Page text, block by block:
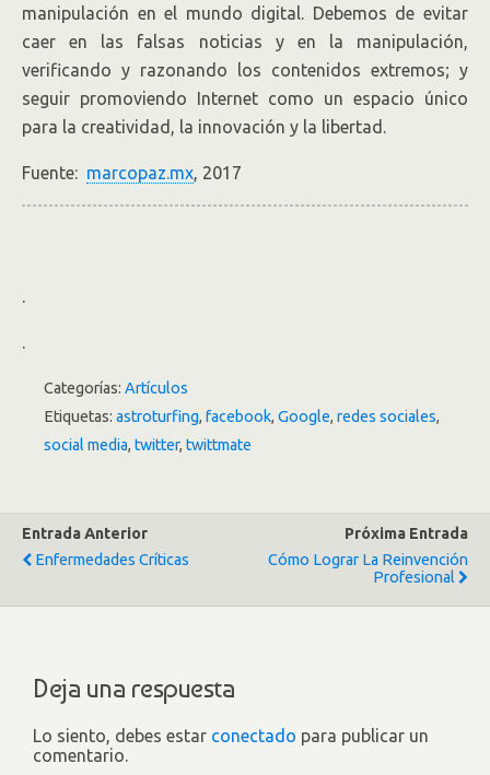
manipulación en el mundo digital. Debemos de evitar
caer en las falsas noticias y en la manipulación,
verificando y razonando los contenidos extremos; y
seguir promoviendo Internet como un espacio único
para la creatividad, la innovación y la libertad.
Fuente: marcopaz.mx, 2017
.
.
Categorías: Artículos
Etiquetas: astroturfing, facebook, Google, redes sociales,
social media, twitter, twittmate
Entrada Anterior
Enfermedades Críticas
Próxima Entrada
Cómo Lograr La Reinvención
Profesional
Deja una respuesta
Lo siento, debes estar conectado para publicar un
comentario.